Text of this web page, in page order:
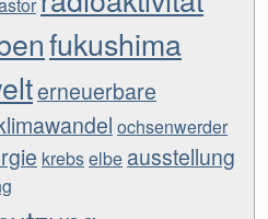
fukushima
erneuerbare
ochsenwerder
krebselbe ausstellung